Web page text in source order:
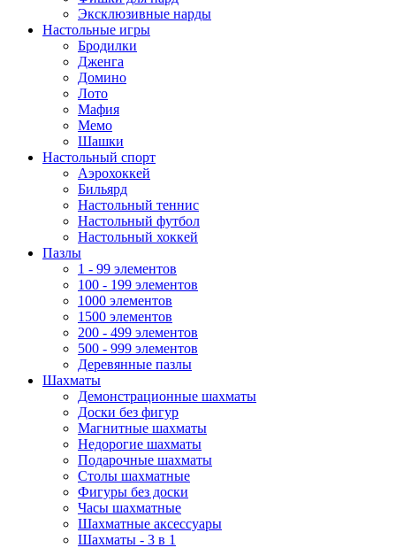
Эксклюзивные нарды
Настольные игры
Бродилки
Дженга
Домино
Лото
Мафия
Мемо
Шашки
Настольный спорт
Аэрохоккей
Бильярд
Настольный теннис
Настольный футбол
Настольный хоккей
Пазлы
1 - 99 элементов
100 - 199 элементов
1000 элементов
1500 элементов
200 - 499 элементов
500 - 999 элементов
Деревянные пазлы
Шахматы
Демонстрационные шахматы
Доски без фигур
Магнитные шахматы
Недорогие шахматы
Подарочные шахматы
Столы шахматные
Фигуры без доски
Часы шахматные
Шахматные аксессуары
Шахматы - 3 в 1